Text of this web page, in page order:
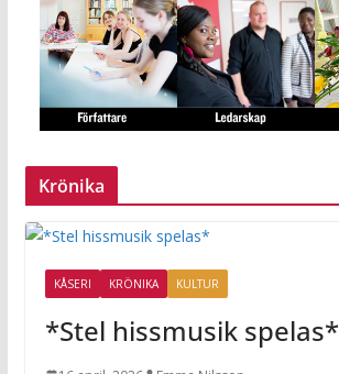
Krönika
KÅSERI KRÖNIKA KULTUR
*Stel hissmusik spelas*